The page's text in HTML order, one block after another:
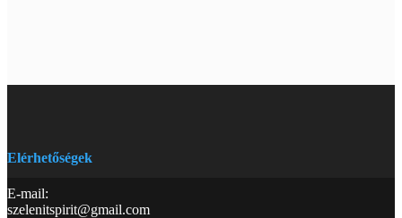
Elérhetőségek
E-mail:
szelenitspirit@gmail.com